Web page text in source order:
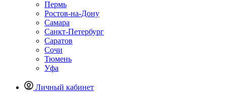
Пермь
Ростов-на-Дону
Самара
Санкт-Петербург
Саратов
Сочи
Тюмень
Уфа
Личный кабинет